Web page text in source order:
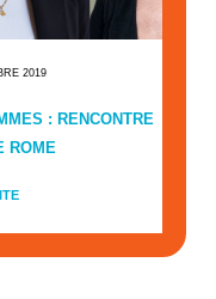
2019
: RENCONTRE
ROME